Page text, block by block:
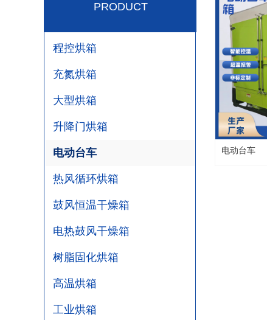
电动台车
PRODUCT
程控烘箱
充氮烘箱
大型烘箱
升降门烘箱
电动台车
热风循环烘箱
鼓风恒温干燥箱
电热鼓风干燥箱
树脂固化烘箱
高温烘箱
工业烘箱